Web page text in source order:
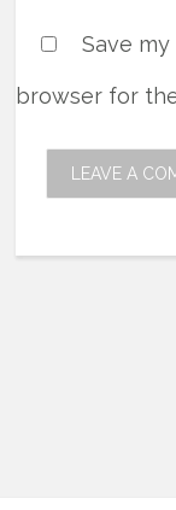
Save
browser for